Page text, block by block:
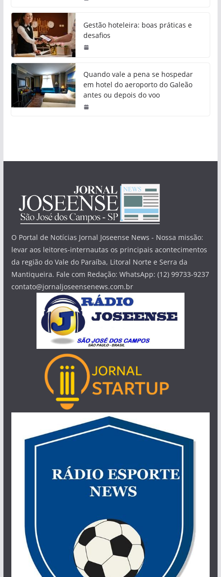
Gestão hoteleira: boas práticas e
desafios
Quando vale a pena se hospedar
em hotel do aeroporto do Galeão
antes ou depois do voo
O Portal de Notícias Jornal Joseense News - Nossa missão:
levar aos leitores-internautas os principais acontecimentos
da região do Vale do Paraíba, Litoral Norte e Serra da
Mantiqueira. Fale com Redação: WhatsApp: (12) 99733-9237
contato@jornaljoseensenews.com.br